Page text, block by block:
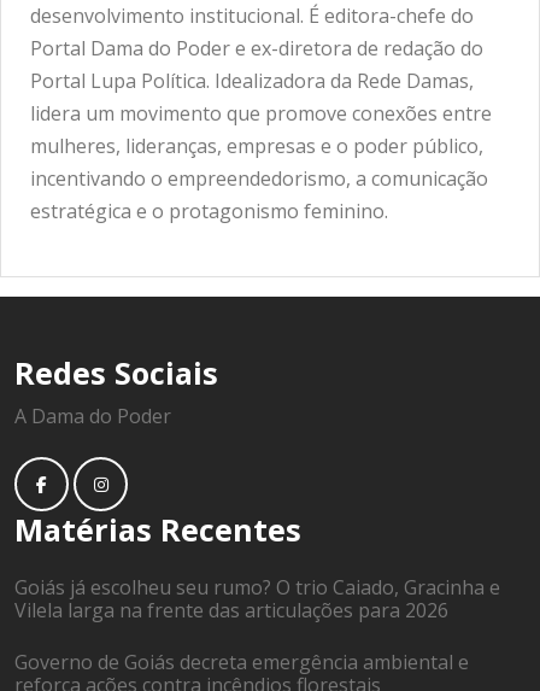
desenvolvimento institucional. É editora-chefe do
Portal Dama do Poder e ex-diretora de redação do
Portal Lupa Política. Idealizadora da Rede Damas,
lidera um movimento que promove conexões entre
mulheres, lideranças, empresas e o poder público,
incentivando o empreendedorismo, a comunicação
estratégica e o protagonismo feminino.
Redes Sociais
A Dama do Poder
Matérias Recentes
Goiás já escolheu seu rumo? O trio Caiado, Gracinha e
Vilela larga na frente das articulações para 2026
Governo de Goiás decreta emergência ambiental e
reforça ações contra incêndios florestais